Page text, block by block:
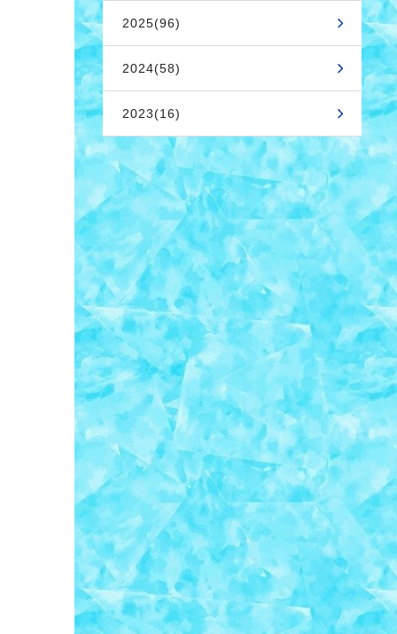
2025(96)
2024(58)
2023(16)